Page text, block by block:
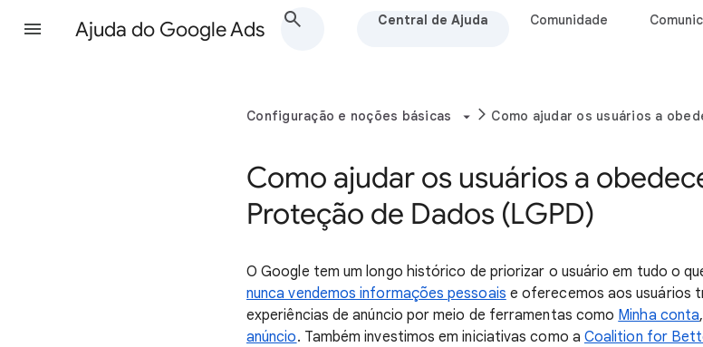
Ajuda do Google Ads Central de Ajuda Comunidade
Configuração e noções básicas Como ajudar os usuários a
Como ajudar os usuários a
Proteção de Dados (LGPD)
O Google tem um longo histórico de priorizar o usuário em tudo o
nunca vendemos informações pessoais e oferecemos aos usuários
experiências de anúncio por meio de ferramentas como Minha conta,
anúncio. Também investimos em iniciativas como a Coalition for